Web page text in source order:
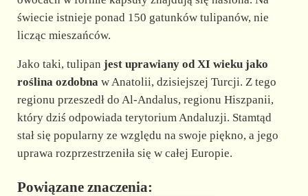
świecie istnieje ponad 150 gatunków tulipanów, nie
licząc mieszańców.
Jako taki, tulipan jest uprawiany od XI wieku jako
roślina ozdobnaw Anatolii, dzisiejszej Turcji. Z tego
regionu przeszedł do Al-Andalus, regionu Hiszpanii,
który dziś odpowiada terytorium Andaluzji. Stamtąd
stał się popularny ze względu na swoje piękno, a jego
uprawa rozprzestrzeniła się w całej Europie.
Powiązane znaczenia: